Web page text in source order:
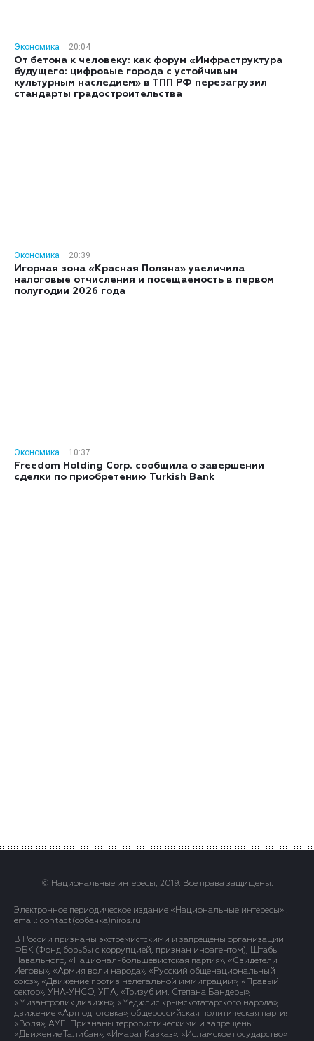
Экономика
20:04
От бетона к человеку: как форум «Инфраструктура
будущего: цифровые города с устойчивым
культурным наследием» в ТПП РФ перезагрузил
стандарты градостроительства
Экономика
20:39
Игорная зона «Красная Поляна» увеличила
налоговые отчисления и посещаемость в первом
полугодии 2026 года
Экономика
10:37
Freedom Holding Corp. сообщила о завершении
сделки по приобретению Turkish Bank
© Национальные интересы, 2019. Все права защищены.
Электронное периодическое издание «Национальные интересы» .
email: contact(сoбaчка)niros.ru
В России признаны экстремистскими и запрещены организации
ФБК (Фонд борьбы с коррупцией, признан иноагентом), Штабы
Навального, «Национал-большевистская партия», «Свидетели
Иеговы», «Армия воли народа», «Русский общенациональный
союз», «Движение против нелегальной иммиграции», «Правый
сектор», УНА-УНСО, УПА, «Тризуб им. Степана Бандеры»,
«Мизантропик дивижн», «Меджлис крымскотатарского народа»,
движение «Артподготовка», общероссийская политическая партия
«Воля», АУЕ. Признаны террористическими и запрещены:
«Движение Талибан», «Имарат Кавказ», «Исламское государство»